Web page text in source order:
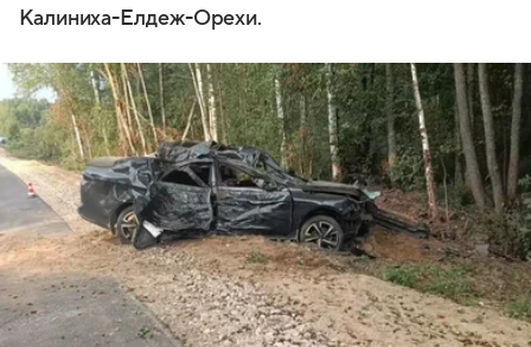
Калиниха-Елдеж-Орехи.